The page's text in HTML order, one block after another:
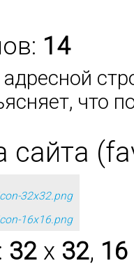
14
что
сайта
32x32.png
16x16.png
32 x 32, 16